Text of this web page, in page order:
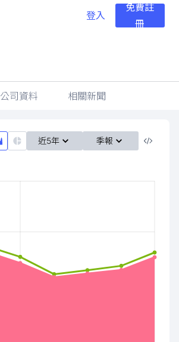
登入
免費註
冊
公司資料 相關新聞
近5年 季報